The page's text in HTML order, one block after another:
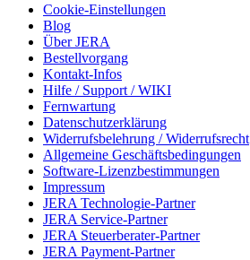
Cookie-Einstellungen
Blog
Über JERA
Bestellvorgang
Kontakt-Infos
Hilfe / Support / WIKI
Fernwartung
Datenschutzerklärung
Widerrufsbelehrung / Widerrufsrecht
Allgemeine Geschäftsbedingungen
Software-Lizenzbestimmungen
Impressum
JERA Technologie-Partner
JERA Service-Partner
JERA Steuerberater-Partner
JERA Payment-Partner